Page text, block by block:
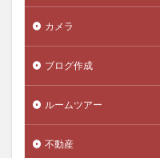
カメラ
ブログ作成
ルームツアー
不動産